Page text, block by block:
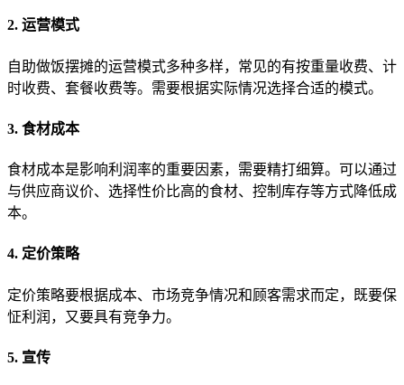
2. 运营模式
自助做饭摆摊的运营模式多种多样，常见的有按重量收费、计
时收费、套餐收费等。需要根据实际情况选择合适的模式。
3. 食材成本
食材成本是影响利润率的重要因素，需要精打细算。可以通过
与供应商议价、选择性价比高的食材、控制库存等方式降低成
本。
4. 定价策略
定价策略要根据成本、市场竞争情况和顾客需求而定，既要保
怔利润，又要具有竞争力。
5. 宣传